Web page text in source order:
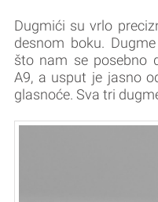
Dugmići su vrlo
desnom boku.
što nam se posebno
A9, a usput je jasno
glasnoće. Sva tri